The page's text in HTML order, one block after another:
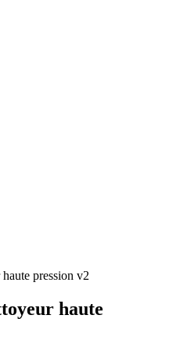
pression v2
haute